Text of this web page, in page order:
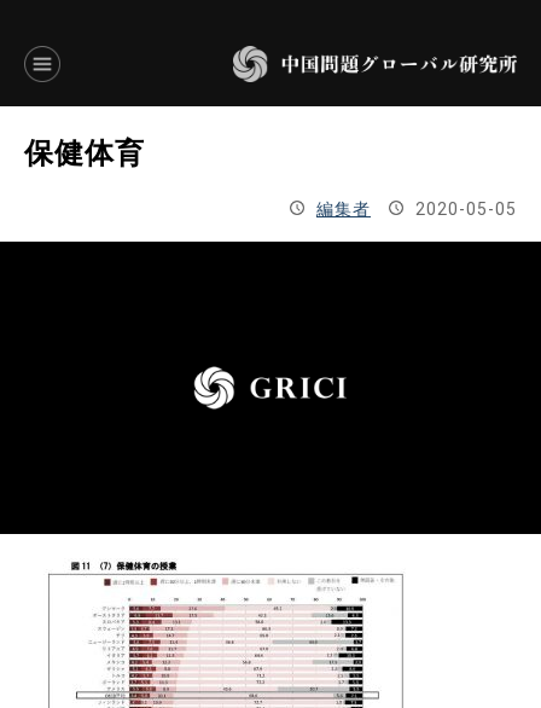
言語別アーカイブ
JAPANESE
お問い合わせ
保健体育
編集者 2020-05-05